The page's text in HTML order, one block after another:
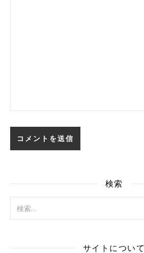
検索
サイトについて